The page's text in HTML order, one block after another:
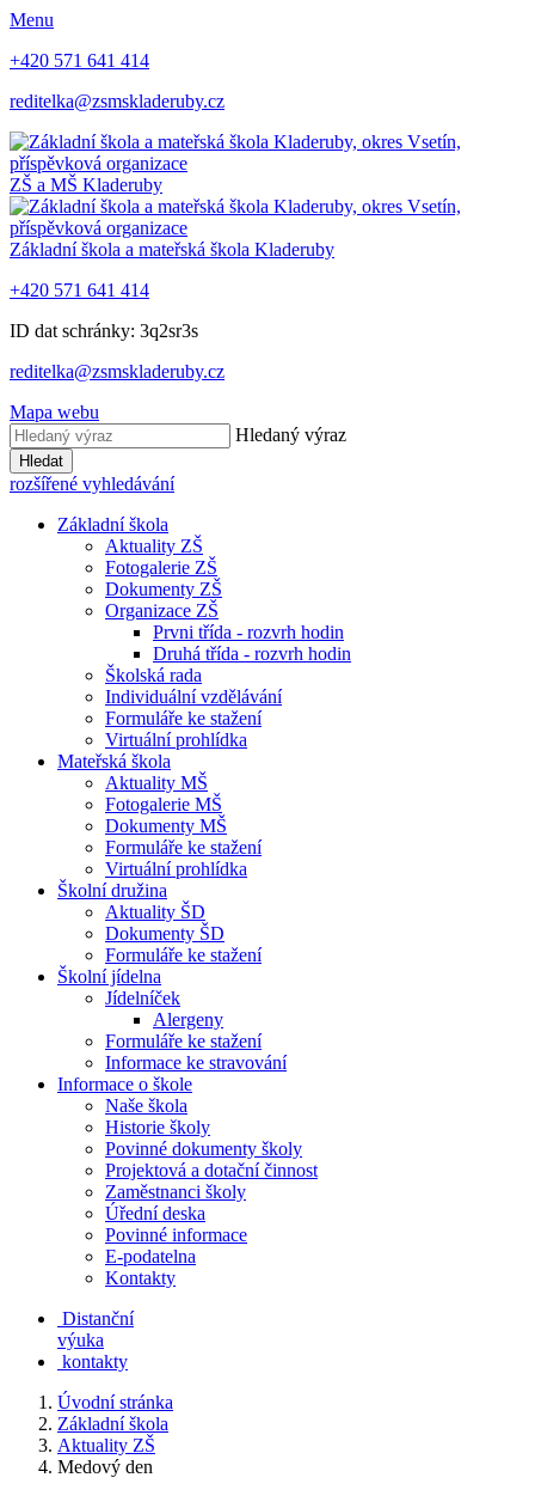
Menu
+420 571 641 414
reditelka@zsmskladeruby.cz
ZŠ a MŠ Kladeruby
Základní škola a mateřská škola Kladeruby
+420 571 641 414
ID dat schránky: 3q2sr3s
reditelka@zsmskladeruby.cz
Mapa webu
Hledaný výraz
Hledat
rozšířené vyhledávání
Základní škola
Aktuality ZŠ
Fotogalerie ZŠ
Dokumenty ZŠ
Organizace ZŠ
Prvni třída - rozvrh hodin
Druhá třída - rozvrh hodin
Školská rada
Individuální vzdělávání
Formuláře ke stažení
Virtuální prohlídka
Mateřská škola
Aktuality MŠ
Fotogalerie MŠ
Dokumenty MŠ
Formuláře ke stažení
Virtuální prohlídka
Školní družina
Aktuality ŠD
Dokumenty ŠD
Formuláře ke stažení
Školní jídelna
Jídelníček
Alergeny
Formuláře ke stažení
Informace ke stravování
Informace o škole
Naše škola
Historie školy
Povinné dokumenty školy
Projektová a dotační činnost
Zaměstnanci školy
Úřední deska
Povinné informace
E-podatelna
Kontakty
Distanční
výuka
kontakty
Úvodní stránka
Základní škola
Aktuality ZŠ
Medový den